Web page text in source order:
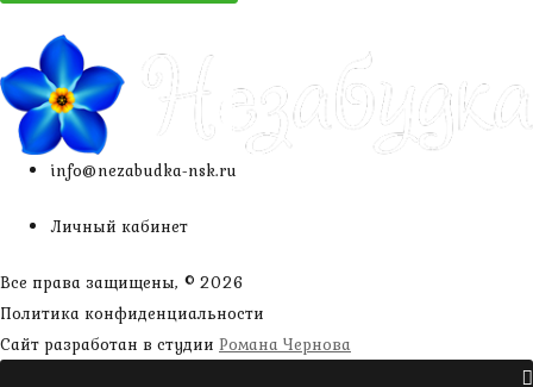
info@nezabudka-nsk.ru
Личный кабинет
Все права защищены, © 2026
Политика конфиденциальности
Сайт разработан в студии Романа Чернова